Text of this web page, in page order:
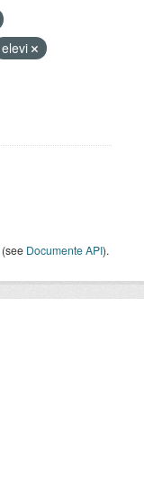
elevi
(see Documente API).